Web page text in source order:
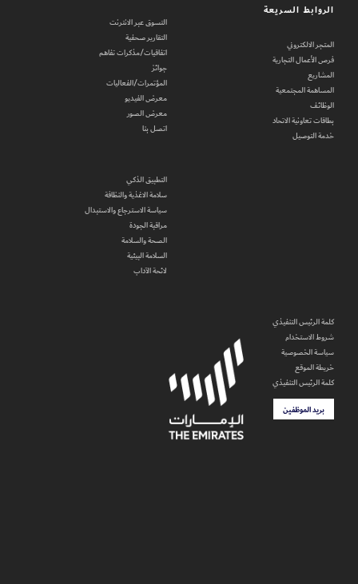
الروابط السريعة
المتجر الالكتروني
فرص الأعمال التجارية
المشاريع
المساهمة المجتمعية
الوظائف
بطاقات تعاونية الاتحاد
خدمة التوصيل
التسوق عبر الانترنت
التقارير صحفية
اتفاقيات/مذكرات تفاهم
جوائز
المؤتمرات/الفعاليات
معرض الفيديو
معرض الصور
اتصل بنا
التطبيق الذكي
سلامة الاغذية والنظافة
سياسة الاسترجاع والاستبدال
مراقبة الجودة
الصحة والسلامة
السلامة البيئية
لائحة الآداب
كلمة الرئيس التنفيذي
شروط الاستخدام
سياسة الخصوصية
خريطة الموقع
كلمة الرئيس التنفيذي
بريد الموظفين